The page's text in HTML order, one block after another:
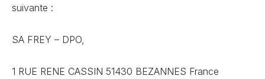
suivante :
SA FREY – DPO,
1 RUE RENE CASSIN 51430 BEZANNES France